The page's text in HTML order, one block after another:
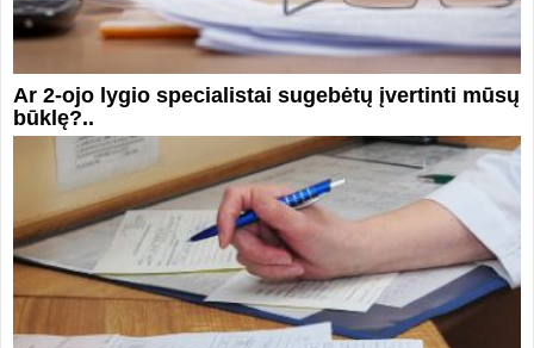
Ar 2-ojo lygio specialistai sugebėtų įvertinti mūsų
būklę?..